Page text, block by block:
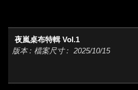
夜嵐桌布特輯 Vol.1
2025/10/15